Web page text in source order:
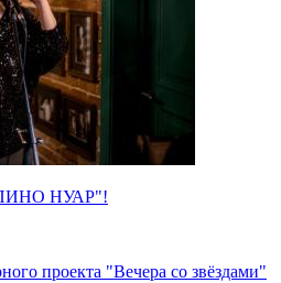
НУАР"!
проекта "Вечера со звёздами"